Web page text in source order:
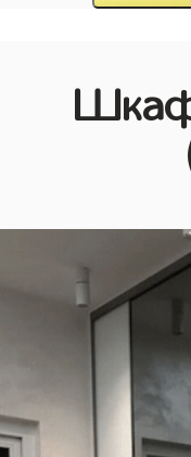
Шкаф